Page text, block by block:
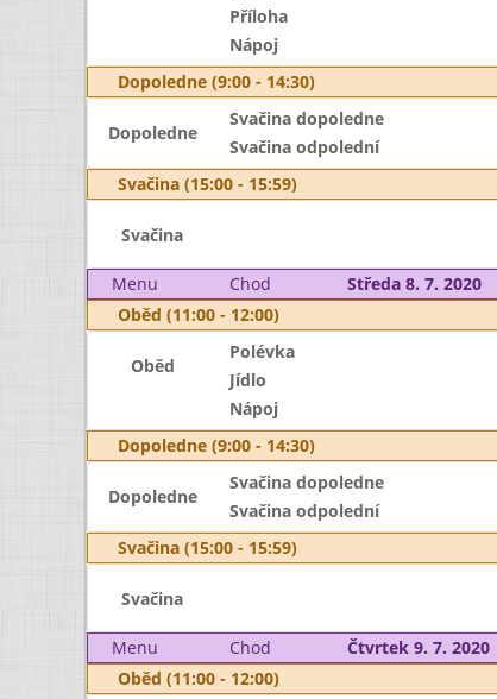
Příloha
Nápoj
Dopoledne (9:00 - 14:30)
Dopoledne
Svačina dopoledne
Svačina odpolední
Svačina (15:00 - 15:59)
Svačina
Menu Chod Středa 8. 7. 2020
Oběd (11:00 - 12:00)
Oběd
Polévka
Jídlo
Nápoj
Dopoledne (9:00 - 14:30)
Dopoledne
Svačina dopoledne
Svačina odpolední
Svačina (15:00 - 15:59)
Svačina
Menu Chod Čtvrtek 9. 7. 2020
Oběd (11:00 - 12:00)